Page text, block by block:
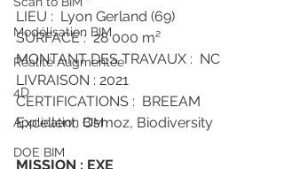
Modélisation BIM
Réalité Augmentée
4D
Application BIM
DOE BIM
LIEU :  Lyon Gerland (69)
SURFACE :  28 000 m²
MONTANT DES TRAVAUX :  NC
LIVRAISON : 2021
CERTIFICATIONS :  BREEAM
Excellent, Osmoz, Biodiversity
MISSION : EXE